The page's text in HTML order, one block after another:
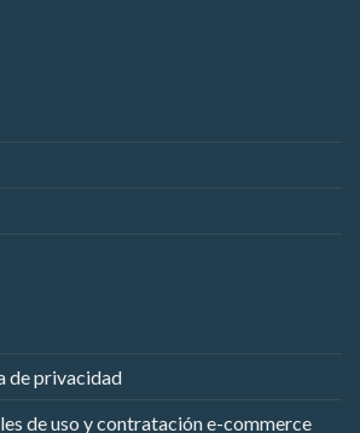
de privacidad
de uso y contratación e-commerce